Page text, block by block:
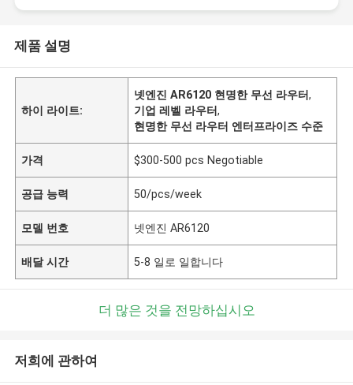
제품 설명
하이 라이트:
넷엔진 AR6120 현명한 무선 라우터,
기업 레벨 라우터,
현명한 무선 라우터 엔터프라이즈 수준
가격 $300-500 pcs Negotiable
공급 능력 50/pcs/week
모델 번호 넷엔진 AR6120
배달 시간 5-8 일로 일합니다
더 많은 것을 전망하십시오
저희에 관하여